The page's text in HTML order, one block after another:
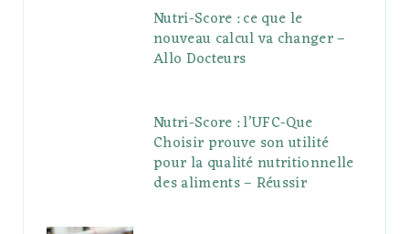
Nutri-Score : ce que le
nouveau calcul va changer –
Allo Docteurs
Nutri-Score : l’UFC-Que
Choisir prouve son utilité
pour la qualité nutritionnelle
des aliments – Réussir